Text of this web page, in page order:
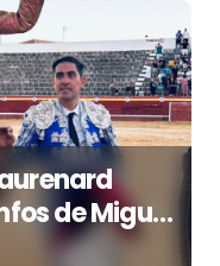
de Miguel